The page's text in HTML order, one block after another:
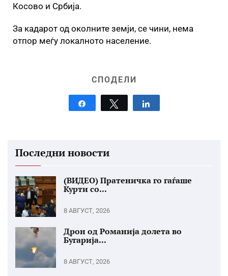
Косово и Србија.
За кадарот од околните земји, се чини, нема
отпор меѓу локалното население.
СПОДЕЛИ
Tweet
Последни новости
(ВИДЕО) Пратеничка го гаѓаше
Курти со...
8 АВГУСТ, 2026
Дрон од Романија долета во
Бугарија...
8 АВГУСТ, 2026